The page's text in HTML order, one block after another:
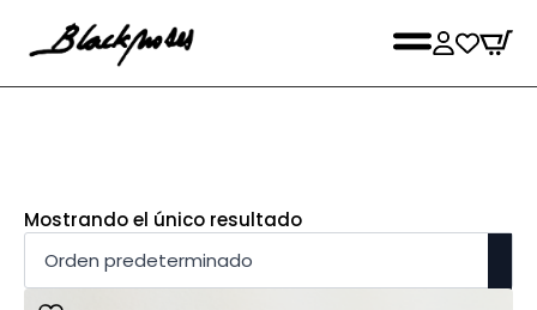
Mostrando el único resultado